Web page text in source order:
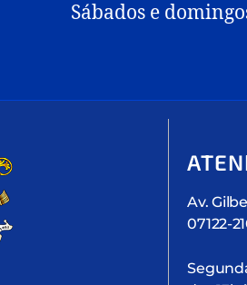
Sábados e
Av.
07122-